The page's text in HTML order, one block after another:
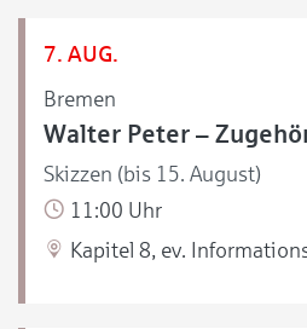
7. AUG.
Bremen
Walter Peter –
Skizzen (bis 15. August)
11:00 Uhr
Kapitel 8, ev.